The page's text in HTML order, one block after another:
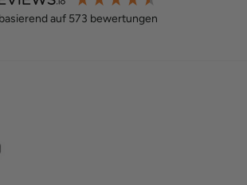
basierend auf 573 bewertungen